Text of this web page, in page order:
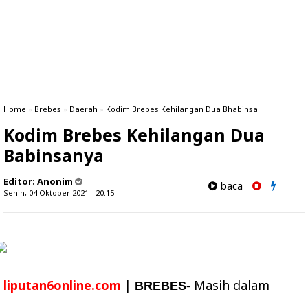
Home » Brebes » Daerah » Kodim Brebes Kehilangan Dua Bhabinsa
Kodim Brebes Kehilangan Dua
Babinsanya
Editor: Anonim
Senin, 04 Oktober 2021 - 20.15
baca
liputan6online.com | BREBES- Masih dalam